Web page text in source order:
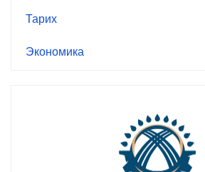
Тарих
Экономика